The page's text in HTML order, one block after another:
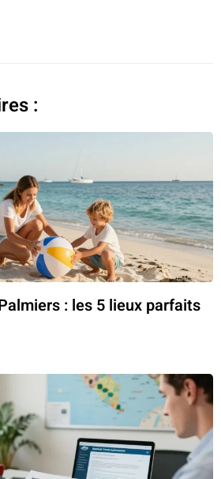
:
: les 5 lieux parfaits